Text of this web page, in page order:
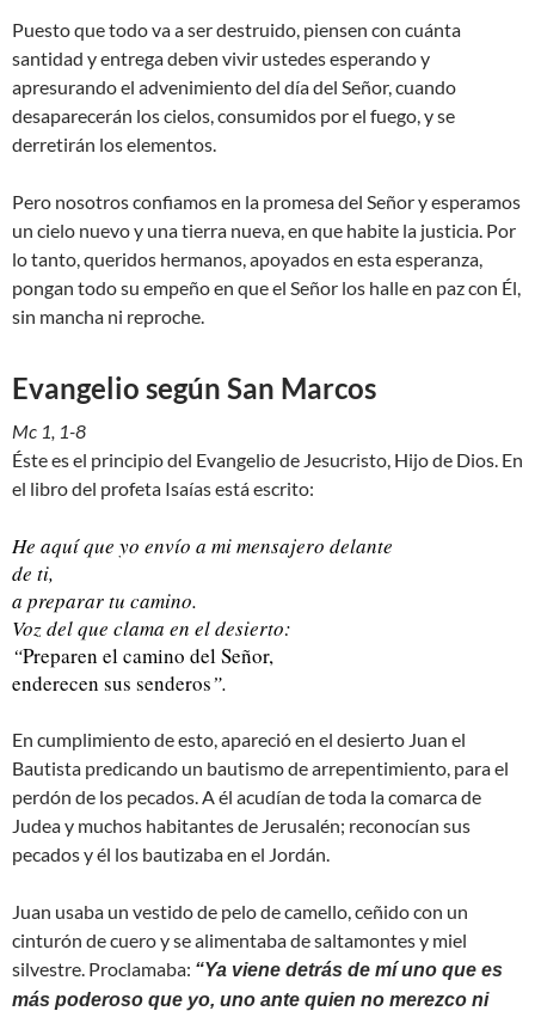
Puesto que todo va a ser destruido, piensen con cuánta
santidad y entrega deben vivir ustedes esperando y
apresurando el advenimiento del día del Señor, cuando
desaparecerán los cielos, consumidos por el fuego, y se
derretirán los elementos.
Pero nosotros confiamos en la promesa del Señor y esperamos
un cielo nuevo y una tierra nueva, en que habite la justicia. Por
lo tanto, queridos hermanos, apoyados en esta esperanza,
pongan todo su empeño en que el Señor los halle en paz con Él,
sin mancha ni reproche.
Evangelio según San Marcos
Mc 1, 1-8
Éste es el principio del Evangelio de Jesucristo, Hijo de Dios. En
el libro del profeta Isaías está escrito:
He aquí que yo envío a mi mensajero delante
de ti,
a preparar tu camino.
Voz del que clama en el desierto:
“Preparen el camino del Señor,
enderecen sus senderos”.
En cumplimiento de esto, apareció en el desierto Juan el
Bautista predicando un bautismo de arrepentimiento, para el
perdón de los pecados. A él acudían de toda la comarca de
Judea y muchos habitantes de Jerusalén; reconocían sus
pecados y él los bautizaba en el Jordán.
Juan usaba un vestido de pelo de camello, ceñido con un
cinturón de cuero y se alimentaba de saltamontes y miel
silvestre. Proclamaba: “Ya viene detrás de mí uno que es
más poderoso que yo, uno ante quien no merezco ni